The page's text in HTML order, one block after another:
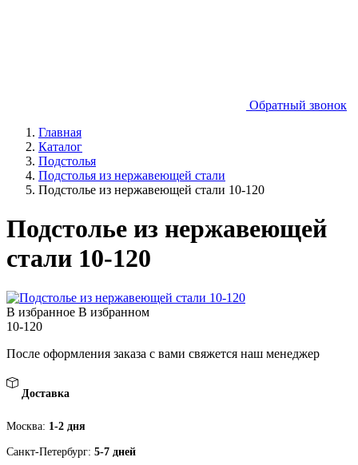
Обратный звонок
Главная
Каталог
Подстолья
Подстолья из нержавеющей стали
Подстолье из нержавеющей стали 10-120
Подстолье из нержавеющей
стали 10-120
В избранное В избранном
10-120
После оформления заказа с вами свяжется наш менеджер
Доставка
Москва: 1-2 дня
Санкт-Петербург: 5-7 дней